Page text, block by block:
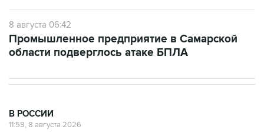
8 августа 06:42
Промышленное предприятие в Самарской
области подверглось атаке БПЛА
В РОССИИ
11:59, 8 августа 2026